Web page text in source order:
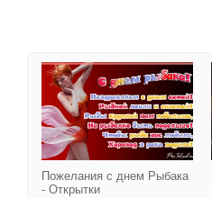
Пожелания с днем Рыбака
- Открытки